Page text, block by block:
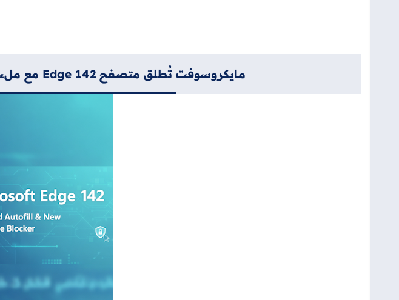
مايكروسوفت تُطلق متصفح Edge 142 مع ملء تلقائي مُحسّن ومستشعر جديد لبرامج التخويف